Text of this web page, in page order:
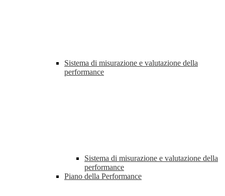
Sistema di misurazione e valutazione della
performance
Sistema di misurazione e valutazione della
performance
Piano della Performance